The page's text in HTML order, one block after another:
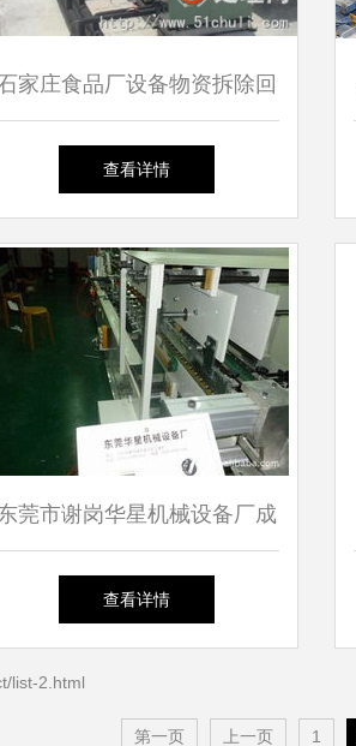
家庄食品厂设备物资拆除回
收 绿色转型的专业助力
查看详情
莞市谢岗华星机械设备厂成
型机产品系列概览
查看详情
list-2.html
第一页 上一页 1